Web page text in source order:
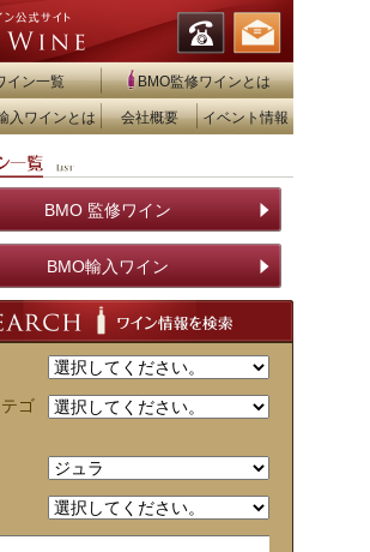
イン一覧 BMO監修ワインとは
入ワインとは 会社概要 イベント情報
BMO 監修ワイン
BMO輸入ワイン
ゴ